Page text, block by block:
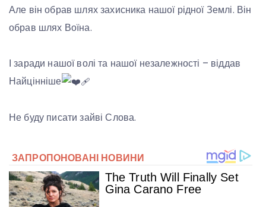
Але він обрав шлях захисника нашої рідної Землі. Він
обрав шлях Воїна.
І заради нашої волі та нашої незалежності – віддав
Найцінніше
Не буду писати зайві Слова.